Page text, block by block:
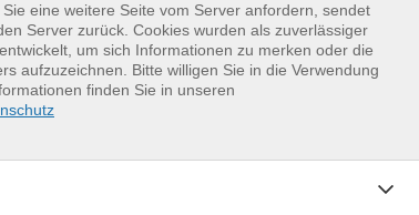
unvergessliche Sommertage
eine weitere Seite vom Server anfordern, sendet
Server zurück. Cookies wurden als zuverlässiger
um sich Informationen zu merken oder die
aufzuzeichnen. Bitte willigen Sie in die Verwendung
finden Sie in unseren